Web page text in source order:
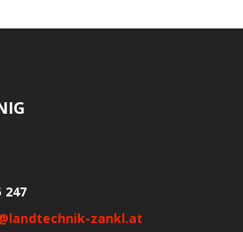
247
zankl.at